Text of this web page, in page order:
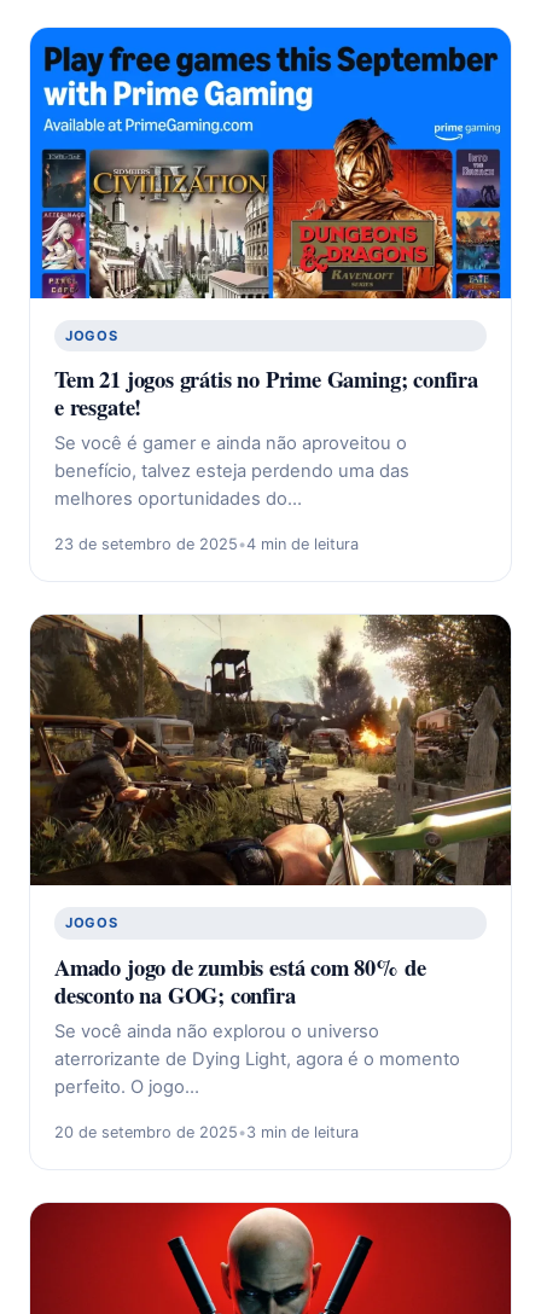
JOGOS
Tem 21 jogos grátis no Prime Gaming; confira
e resgate!
Se você é gamer e ainda não aproveitou o
benefício, talvez esteja perdendo uma das
melhores oportunidades do…
23 de setembro de 2025•4 min de leitura
JOGOS
Amado jogo de zumbis está com 80% de
desconto na GOG; confira
Se você ainda não explorou o universo
aterrorizante de Dying Light, agora é o momento
perfeito. O jogo…
20 de setembro de 2025•3 min de leitura